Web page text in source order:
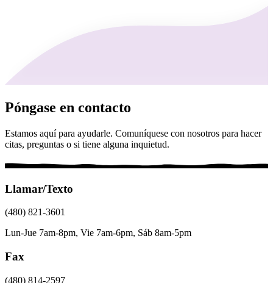
Póngase en contacto
Estamos aquí para ayudarle. Comuníquese con nosotros para hacer
citas, preguntas o si tiene alguna inquietud.
Llamar/Texto
(480) 821-3601
Lun-Jue 7am-8pm, Vie 7am-6pm, Sáb 8am-5pm
Fax
(480) 814-2597